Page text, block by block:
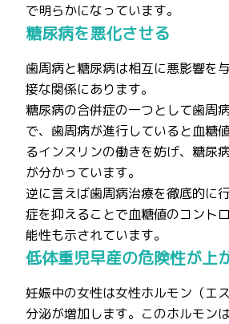
で明らかになっています。
糖尿病を悪化させる
歯周病と糖尿病は相互に悪影響を
接な関係にあります。
糖尿病の合併症の一つとして歯周
で、歯周病が進行していると血糖
るインスリンの働きを妨げ、糖尿
が分かっています。
逆に言えば歯周病治療を徹底的に
症を抑えることで血糖値のコント
能性も示されています。
低体重児早産の危険性が上
妊娠中の女性は女性ホルモン（エ
分泌が増加します。このホルモン